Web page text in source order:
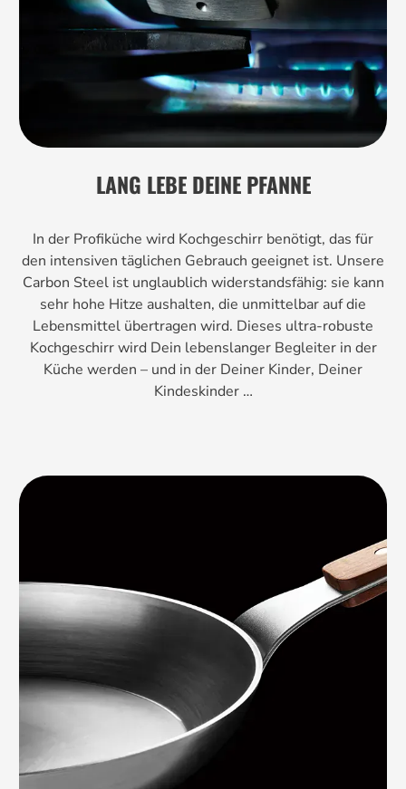
LANG LEBE DEINE PFANNE
In der Profiküche wird Kochgeschirr benötigt, das für
den intensiven täglichen Gebrauch geeignet ist. Unsere
Carbon Steel ist unglaublich widerstandsfähig: sie kann
sehr hohe Hitze aushalten, die unmittelbar auf die
Lebensmittel übertragen wird. Dieses ultra-robuste
Kochgeschirr wird Dein lebenslanger Begleiter in der
Küche werden – und in der Deiner Kinder, Deiner
Kindeskinder …